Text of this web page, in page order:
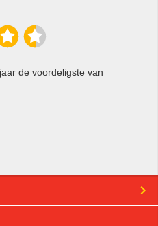
de voordeligste van